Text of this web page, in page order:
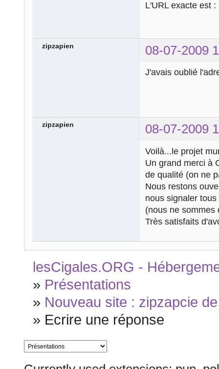
L'URL exacte est
zipzapien 08-07-2009
J'avais oublié
zipzapien 08-07-2009
Voilà...le projet
Un grand merci à
de qualité (on ne
Nous restons
nous signaler
(nous ne sommes
Très satisfaits
lesCigales.ORG -
» Présentations
» Nouveau site : zipzapcie
» Ecrire une réponse